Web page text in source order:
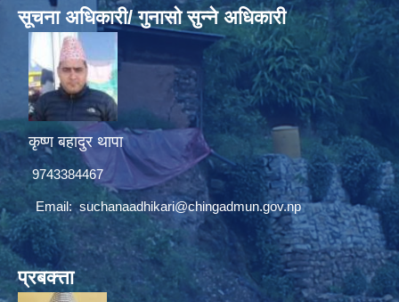
सूचना अधिकारी/ गुनासो सुन्ने अधिकारी
कृष्ण बहादुर थापा
9743384467
Email:suchanaadhikari@chingadmun.gov.np
प्रबक्त्ता